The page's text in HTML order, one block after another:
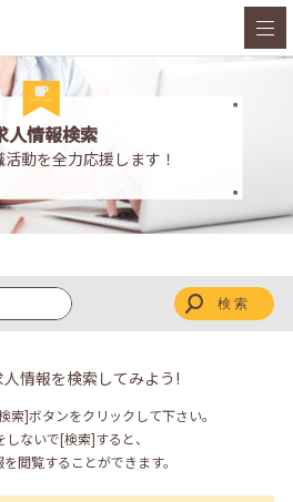
人情報検索
動を全力応援します！
情報を検索してみよう!
索]ボタンをクリックして下さい。
ないで[検索]すると、
閲覧することができます。